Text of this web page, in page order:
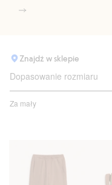
Znajdź w sklepie
Dopasowanie rozmiaru
Za mały
na
głosów